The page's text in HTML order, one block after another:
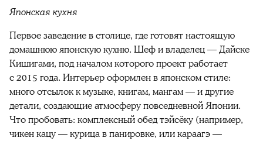
Японская кухня
Первое заведение в столице, где готовят настоящую
домашнюю японскую кухню. Шеф и владелец — Дайске
Кишигами, под началом которого проект работает
с 2015 года. Интерьер оформлен в японском стиле:
много отсылок к музыке, книгам, мангам — и другие
детали, создающие атмосферу повседневной Японии.
Что пробовать: комплексный обед тэйсёку (например,
чикен кацу — курица в панировке, или караагэ —